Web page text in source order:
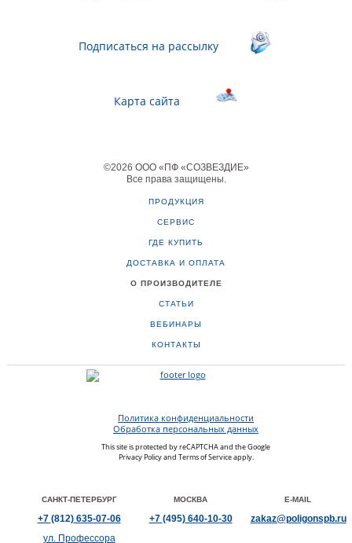
Подписаться на рассылку
Карта сайта
©2026 ООО «ПФ «СОЗВЕЗДИЕ»
Все права защищены.
ПРОДУКЦИЯ
СЕРВИС
ГДЕ КУПИТЬ
ДОСТАВКА И ОПЛАТА
О ПРОИЗВОДИТЕЛЕ
СТАТЬИ
ВЕБИНАРЫ
КОНТАКТЫ
Политика конфиденциальности
Обработка персональных данных
This site is protected by reCAPTCHA and the Google
Privacy Policyand Terms of Serviceapply.
САНКТ-ПЕТЕРБУРГ
+7 (812)635-07-06
ул. Профессора
МОСКВА
+7 (495)640-10-30
E-MAIL
zakaz@poligonspb.ru